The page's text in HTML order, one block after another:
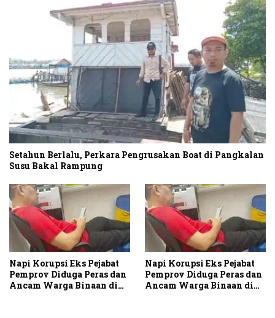
Setahun Berlalu, Perkara Pengrusakan Boat di Pangkalan
Susu Bakal Rampung
Napi Korupsi Eks Pejabat
Pemprov Diduga Peras dan
Ancam Warga Binaan di
Napi Korupsi Eks Pejabat
Pemprov Diduga Peras dan
Ancam Warga Binaan di